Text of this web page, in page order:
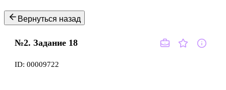
Вернуться назад
№2. Задание 18
ID: 00009722